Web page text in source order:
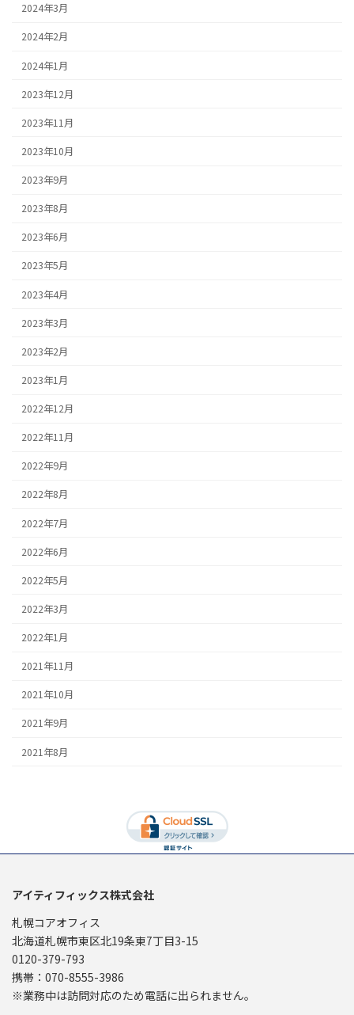
2024年3月
2024年2月
2024年1月
2023年12月
2023年11月
2023年10月
2023年9月
2023年8月
2023年6月
2023年5月
2023年4月
2023年3月
2023年2月
2023年1月
2022年12月
2022年11月
2022年9月
2022年8月
2022年7月
2022年6月
2022年5月
2022年3月
2022年1月
2021年11月
2021年10月
2021年9月
2021年8月
アイティフィックス株式会社
札幌コアオフィス
北海道札幌市東区北19条東7丁目3-15
0120-379-793
携帯：070-8555-3986
※業務中は訪問対応のため電話に出られません。